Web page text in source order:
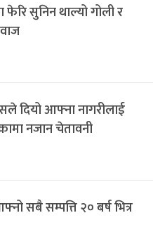
सुनिन थाल्यो गोली र
दियो आफ्ना नागरीलाई
नजान चेतावनी
सबै सम्पत्ति २० बर्ष भित्र